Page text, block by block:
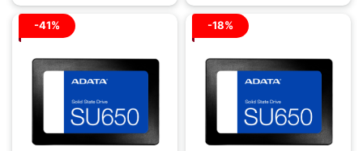
-41% -18%